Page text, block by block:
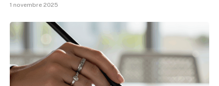
1 novembre 2025